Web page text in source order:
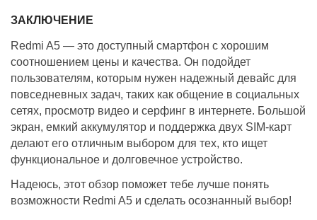
ЗАКЛЮЧЕНИЕ
Redmi A5 — это доступный смартфон с хорошим
соотношением цены и качества. Он подойдет
пользователям, которым нужен надежный девайс для
повседневных задач, таких как общение в социальных
сетях, просмотр видео и серфинг в интернете. Большой
экран, емкий аккумулятор и поддержка двух SIM-карт
делают его отличным выбором для тех, кто ищет
функциональное и долговечное устройство.
Надеюсь, этот обзор поможет тебе лучше понять
возможности Redmi A5 и сделать осознанный выбор!